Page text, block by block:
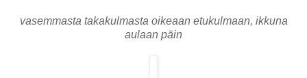
vasemmasta takakulmasta oikeaan etukulmaan, ikkuna
aulaan päin